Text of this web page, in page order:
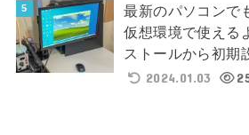
最新のパソコンで
仮想環境で使える
ストールから初期
2024.01.03